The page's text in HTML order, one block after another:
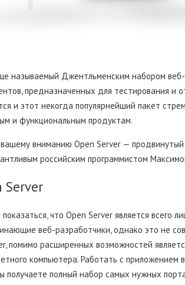
называемый Джентльменским набором
предназначенных для тестирования и
и этот некогда популярнейший пакет
и функциональным продуктам.
вниманию Open Server —
российским программистом
Server
что Open Server является всего
веб-разработчики, однако это не
помимо расширенных возможностей
компьютера. Работать с
получаете полный набор самых нужных